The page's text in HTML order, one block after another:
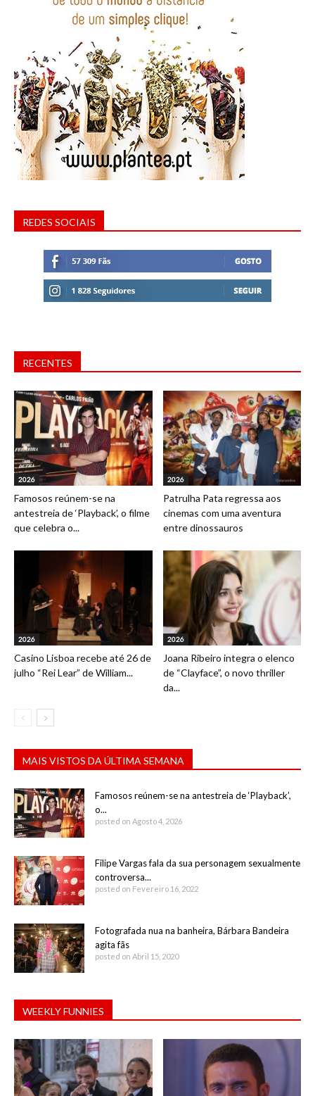
REDES SOCIAIS
RECENTES
2026
Famosos reúnem-se na
antestreia de ‘Playback’, o filme
que celebra o...
2026
Patrulha Pata regressa aos
cinemas com uma aventura
entre dinossauros
2026
Casino Lisboa recebe até 26 de
julho “Rei Lear” de William...
2026
Joana Ribeiro integra o elenco
de “Clayface”, o novo thriller
da...
MAIS VISTOS DA ÚLTIMA SEMANA
Famosos reúnem-se na antestreia de ‘Playback’,
o...
posted on Agosto 4, 2026
Filipe Vargas fala da sua personagem sexualmente
controversa...
posted on Fevereiro 16, 2022
Fotografada nua na banheira, Bárbara Bandeira
agita fãs
posted on Abril 15, 2020
WEEKLY FUNNIES